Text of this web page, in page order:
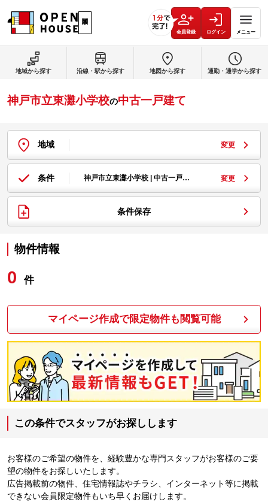
会員登録 ログイン メニュー
神戸市立東灘小学校の中古一戸建て
地域 変更
条件 神戸市立東灘小学校 | 中古一戸… 変更
条件保存
物件情報
0 件
マイページ作成で限定物件も閲覧可能
この条件でスタッフがお探しします
お客様のご希望の物件を、経験豊かな専門スタッフがお客様のご要
望の物件をお探しいたします。
広告掲載前の物件、住宅情報誌やチラシ、インターネット等に掲載
できない会員限定物件もいち早くお届けします。
地域から探す 沿線・駅から探す 地図から探す 通勤・通学から探す